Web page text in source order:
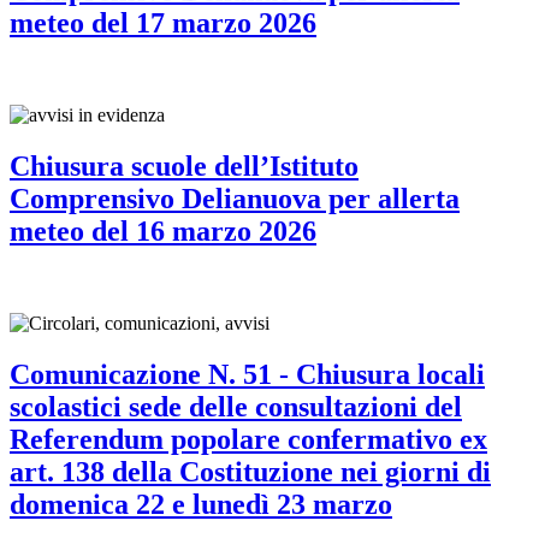
meteo del 17 marzo 2026
Chiusura scuole dell’Istituto
Comprensivo Delianuova per allerta
meteo del 16 marzo 2026
Comunicazione N. 51 - Chiusura locali
scolastici sede delle consultazioni del
Referendum popolare confermativo ex
art. 138 della Costituzione nei giorni di
domenica 22 e lunedì 23 marzo